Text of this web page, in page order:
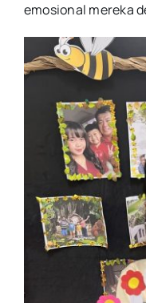
emosional mereka